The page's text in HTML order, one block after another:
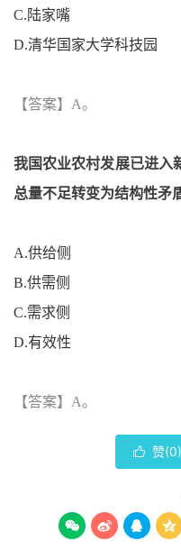
C.陆家嘴
D.清华国家大学科技园
【答案】 A。
我国农业农村发展已进入
总量不足转变为结构性矛
A.供给侧
B.供需侧
C.需求侧
D.有效性
【答案】 A。
 赞(0)
   